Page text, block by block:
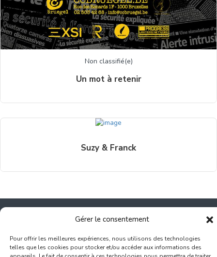
Gérer le consentement
Pour offrir les meilleures expériences, nous utilisons des technologies
telles que les cookies pour stocker et/ou accéder aux informations des
Non classifié(e)
Un mot à retenir
Suzy & Franck
Inscription Commerce